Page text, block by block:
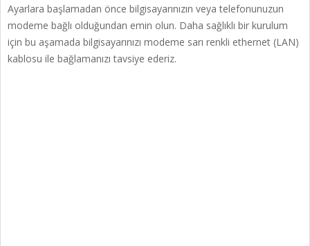
Ayarlara başlamadan önce bilgisayarınızın veya telefonunuzun
modeme bağlı olduğundan emin olun. Daha sağlıklı bir kurulum
için bu aşamada bilgisayarınızı modeme sarı renkli ethernet (LAN)
kablosu ile bağlamanızı tavsiye ederiz.